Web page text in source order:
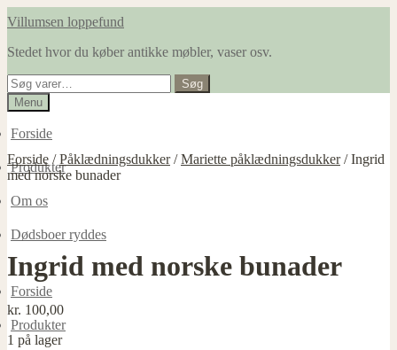
Spring
navigation
Spring
indhold
Villumsen loppefund
Stedet hvor du køber antikke møbler, vaser osv.
Søg
efter:
Søg
Menu
Forside
Produkter
Om os
Dødsboer ryddes
Forside
Produkter
Forside /Påklædningsdukker/Mariette påklædningsdukker/Ingrid
med norske bunader
Ingrid med norske bunader
kr. 100,00
1 på lager